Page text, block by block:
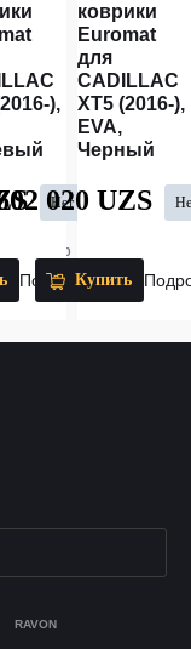
),
Нет в наличии
0
ОТЗЫВОВ
Подробнее
коврики
Euromat
для
CADILLAC
XT5 (2016-),
EVA,
Черный
020 UZS
Купить
RAVON